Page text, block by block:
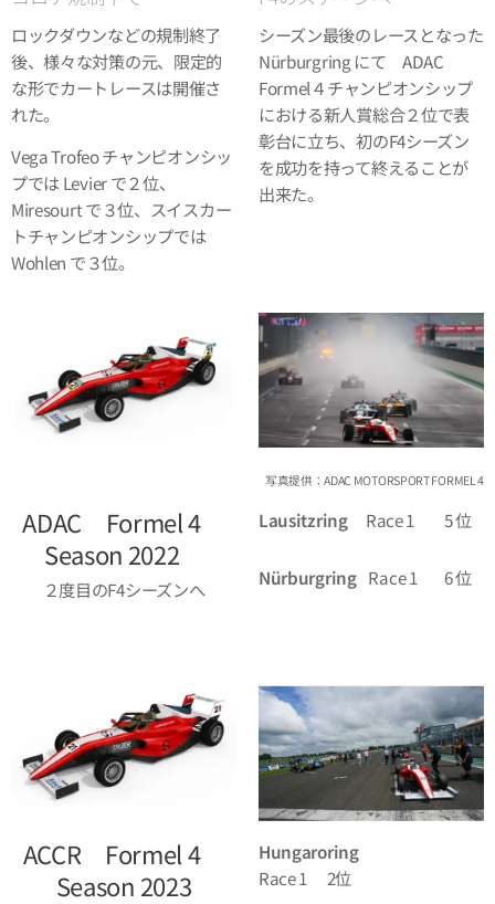
ロックダウンなどの規制終了
後、様々な対策の元、限定的
な形でカートレースは開催さ
れた。
Vega Trofeo チャンピオンシッ
プでは Levier で２位、
Miresourt で３位、スイスカー
トチャンピオンシップでは
Wohlen で３位。
シーズン最後のレースとなった
Nürburgring にて ADAC
Formel４チャンピオンシップ
における新人賞総合２位で表
彰台に立ち、初のF4シーズン
を成功を持って終えることが
出来た。
ADAC Formel 4
Season 2022
２度目のF4シーズンへ
写真提供：ADAC MOTORSPORT FORMEL 4
Lausitzring Race 1 5 位
NürburgringRace 1 6 位
ACCR Formel 4
Season 2023
Hungaroring
Race 1 2位